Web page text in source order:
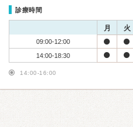
診療時間
月 火
09:00-12:00
14:00-18:30
14:00-16:00